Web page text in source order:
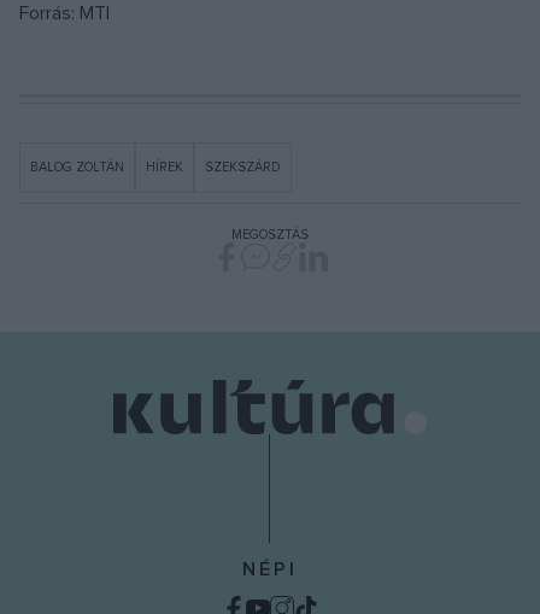
Forrás: MTI
BALOG ZOLTÁN HÍREK SZEKSZÁRD
MEGOSZTÁS
NÉPI